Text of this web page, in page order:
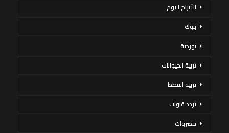
الأبراج اليوم
بنوك
بورصة
تربية الحيوانات
تربية القطط
تردد قنوات
خضروات